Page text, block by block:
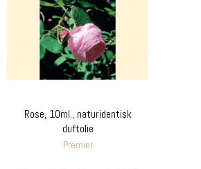
Rose, 10ml., naturidentisk
duftolie
Premier